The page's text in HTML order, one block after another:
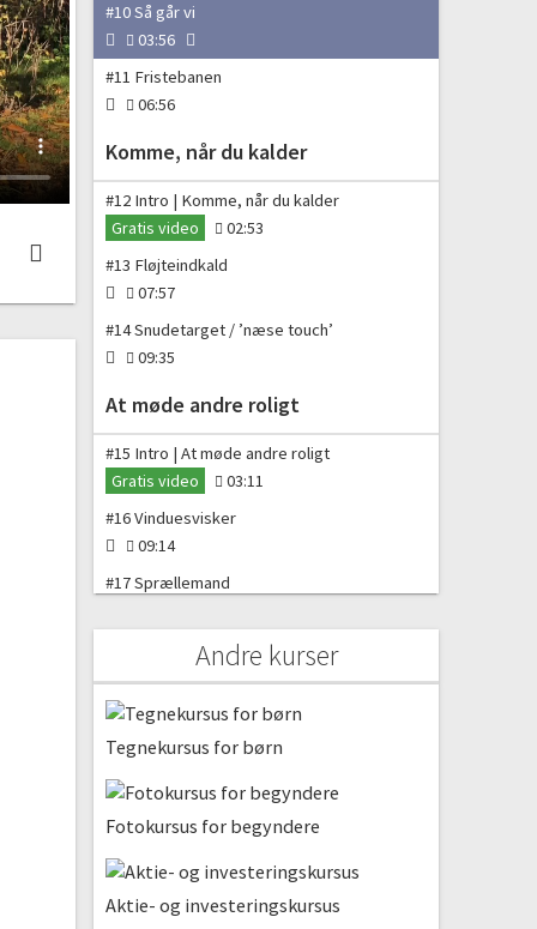
#10 Så går vi
03:56
#11 Fristebanen
06:56
Komme, når du kalder
#12 Intro | Komme, når du kalder
Gratis video
02:53
#13 Fløjteindkald
07:57
#14 Snudetarget / ’næse touch’
09:35
At møde andre roligt
#15 Intro | At møde andre roligt
Gratis video
03:11
#16 Vinduesvisker
09:14
#17 Sprællemand
#18 Ro på, når en person nærmer sig
#19 Boomerang
03:06
Tryghed i hverdagen
#20 Intro | Tryghed i hverdagen
02:47
#21 Vil du ha´mer’-testen
Andre kurser
Tegnekursus for børn
Fotokursus for begyndere
Aktie- og investeringskursus